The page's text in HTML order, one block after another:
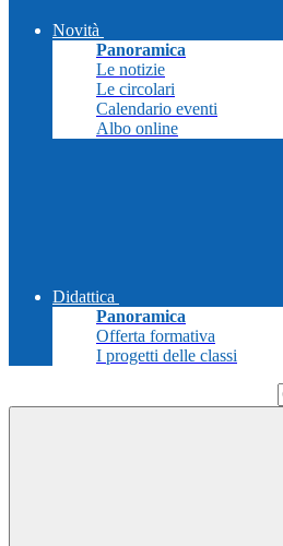
Novità
Panoramica
Le notizie
Le circolari
Calendario eventi
Albo online
Didattica
Panoramica
Offerta formativa
I progetti delle classi